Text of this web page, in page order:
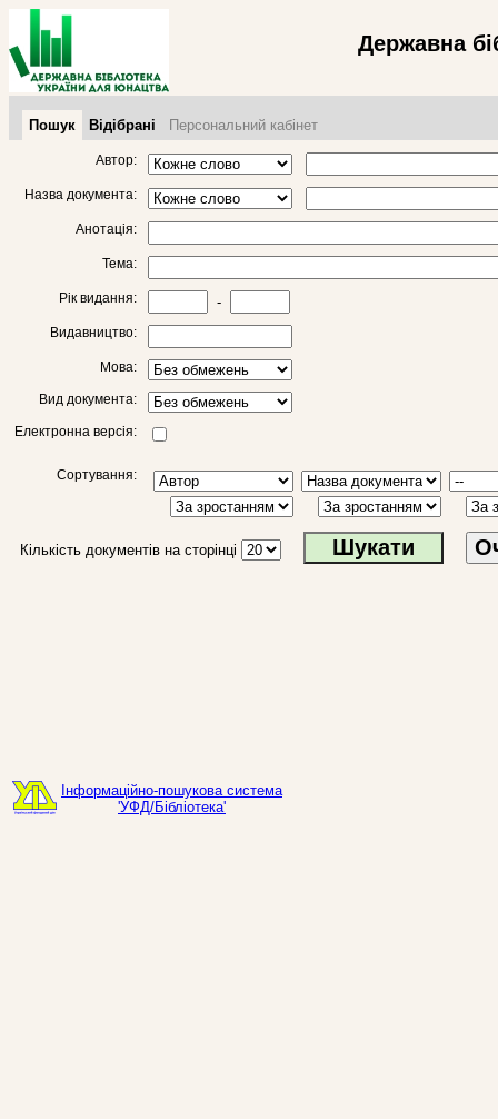
Державна
Пошук Відібрані Персональний кабінет
Автор:
Назва документа:
Анотація:
Тема:
Рік видання: -
Видавництво:
Мова:
Вид документа:
Електронна версія:
Сортування:
Кількість документів на сторінці
Інформаційно-пошукова система
'УФД/Бібліотека'